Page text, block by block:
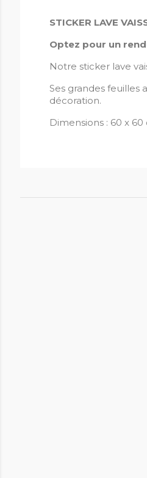
STICKER LAVE
Optez pour un
Notre sticker lave
Ses grandes
décoration.
Dimensions : 60 x 60